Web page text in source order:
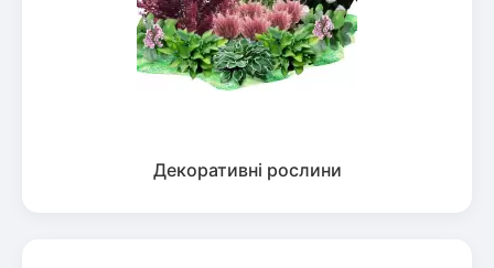
Декоративні рослини